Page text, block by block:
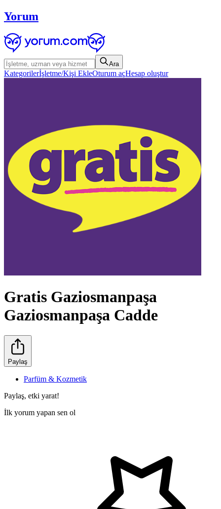
Yorum
Ara
Kategorilerİşletme/Kişi EkleOturum açHesap oluştur
Gratis Gaziosmanpaşa
Gaziosmanpaşa Cadde
Paylaş
Parfüm & Kozmetik
Paylaş, etki yarat!
İlk yorum yapan sen ol